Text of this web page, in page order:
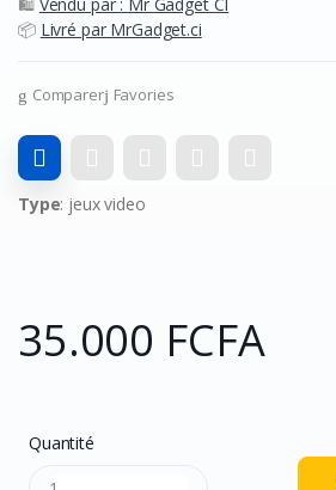
📦 Livré par MrGadget.ci
Comparer Favories
Type: jeux video
35.000 FCFA
Quantité